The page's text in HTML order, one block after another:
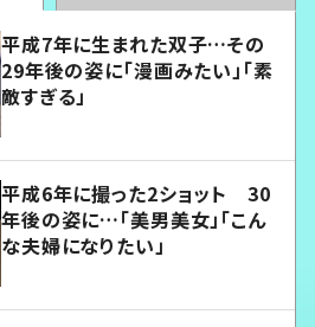
平成7年に生まれた双子…その
29年後の姿に「漫画みたい」「素
敵すぎる」
平成6年に撮った2ショット 30
年後の姿に…「美男美女」「こん
な夫婦になりたい」